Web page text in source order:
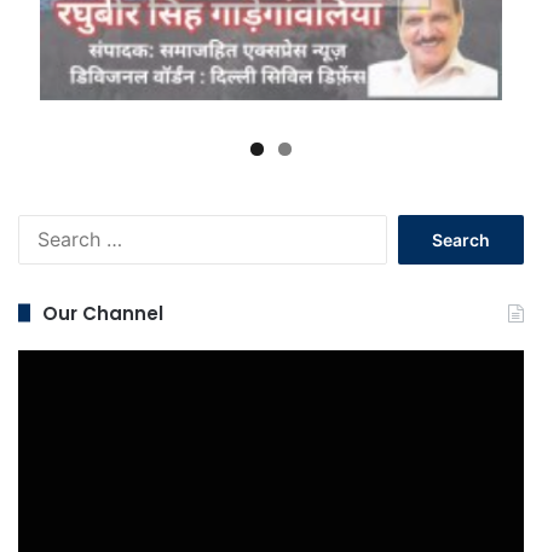
Our Channel